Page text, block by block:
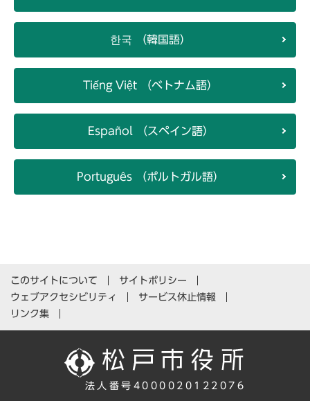
한국 （韓国語）
Tiếng Việt （ベトナム語）
Español （スペイン語）
Português （ポルトガル語）
このサイトについて
サイトポリシー
ウェブアクセシビリティ
サービス休止情報
リンク集
法人番号4000020122076